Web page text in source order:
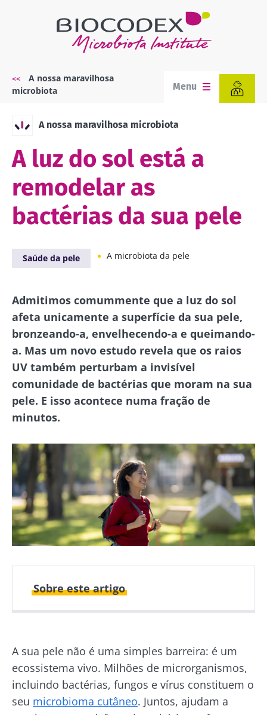
Navegação
estrutural
A nossa maravilhosa
microbiota
Menu
A nossa maravilhosa microbiota
A luz do sol está a
remodelar as
bactérias da sua pele
Saúde da pele A microbiota da pele
Admitimos comummente que a luz do sol
afeta unicamente a superfície da sua pele,
bronzeando-a, envelhecendo-a e queimando-
a. Mas um novo estudo revela que os raios
UV também perturbam a invisível
comunidade de bactérias que moram na sua
pele. E isso acontece numa fração de
minutos.
Sobre este artigo
Dr Amine Zorgani
A sua pele não é uma simples barreira: é um
ecossistema vivo. Milhões de microrganismos,
incluindo bactérias, fungos e vírus constituem o
seu microbioma cutâneo. Juntos, ajudam a